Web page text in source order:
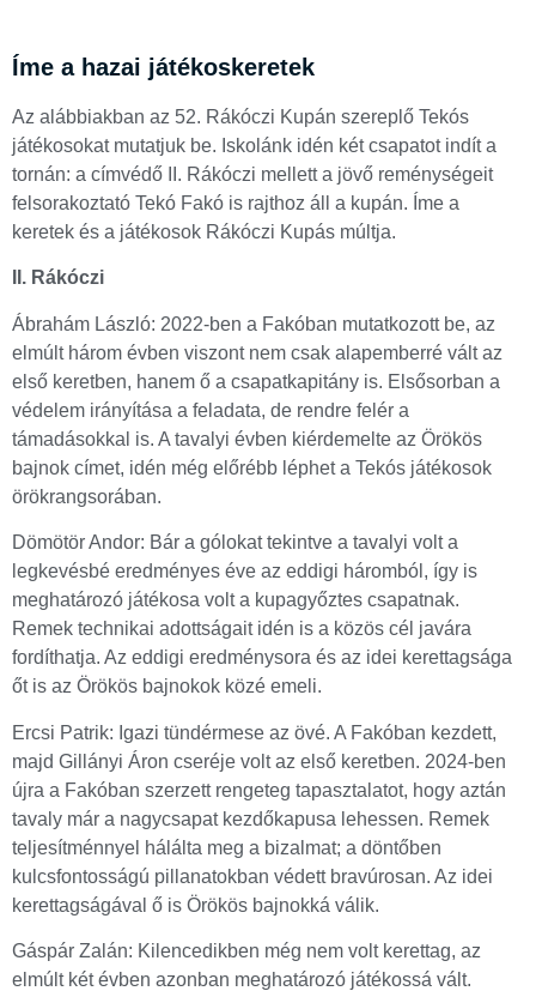
Íme a hazai játékoskeretek
Az alábbiakban az 52. Rákóczi Kupán szereplő Tekós
játékosokat mutatjuk be. Iskolánk idén két csapatot indít a
tornán: a címvédő II. Rákóczi mellett a jövő reménységeit
felsorakoztató Tekó Fakó is rajthoz áll a kupán. Íme a
keretek és a játékosok Rákóczi Kupás múltja.
II. Rákóczi
Ábrahám László: 2022-ben a Fakóban mutatkozott be, az
elmúlt három évben viszont nem csak alapemberré vált az
első keretben, hanem ő a csapatkapitány is. Elsősorban a
védelem irányítása a feladata, de rendre felér a
támadásokkal is. A tavalyi évben kiérdemelte az Örökös
bajnok címet, idén még előrébb léphet a Tekós játékosok
örökrangsorában.
Dömötör Andor: Bár a gólokat tekintve a tavalyi volt a
legkevésbé eredményes éve az eddigi háromból, így is
meghatározó játékosa volt a kupagyőztes csapatnak.
Remek technikai adottságait idén is a közös cél javára
fordíthatja. Az eddigi eredménysora és az idei kerettagsága
őt is az Örökös bajnokok közé emeli.
Ercsi Patrik: Igazi tündérmese az övé. A Fakóban kezdett,
majd Gillányi Áron cseréje volt az első keretben. 2024-ben
újra a Fakóban szerzett rengeteg tapasztalatot, hogy aztán
tavaly már a nagycsapat kezdőkapusa lehessen. Remek
teljesítménnyel hálálta meg a bizalmat; a döntőben
kulcsfontosságú pillanatokban védett bravúrosan. Az idei
kerettagságával ő is Örökös bajnokká válik.
Gáspár Zalán: Kilencedikben még nem volt kerettag, az
elmúlt két évben azonban meghatározó játékossá vált.